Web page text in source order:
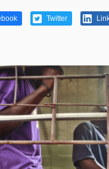
Twitter